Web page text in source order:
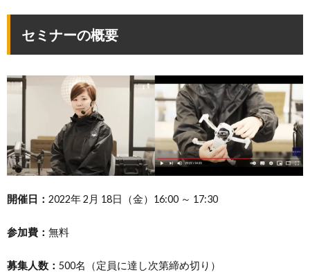
セミナーの概要
開催日： 2022年 2月 18日（金）16:00 ～ 17:30
参加費： 無料
募集人数： 500名（定員に達し次第締め切り）